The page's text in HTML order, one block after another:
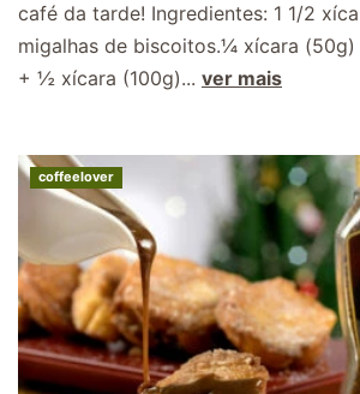
café da tarde! Ingredientes: 1 1/2
migalhas de biscoitos.¼ xícara
+ ½ xícara (100g)... ver mais
coffeelover